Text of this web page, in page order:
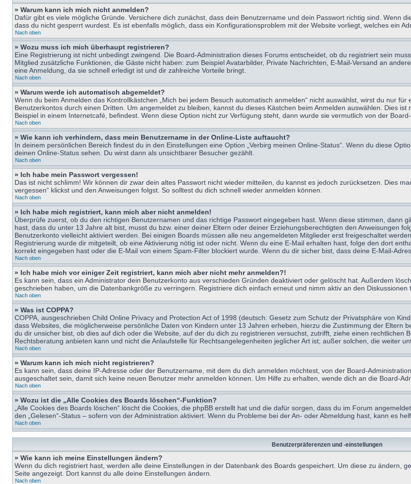
» Warum kann ich mich nicht anmelden?
Dafür gibt es viele mögliche Gründe. Versichere dich zunächst, dass dein Benutzername und dein Passwort richtig sind. Wenn
dass du nicht gesperrt wurdest. Es ist ebenfalls möglich, dass ein Konfigurationsproblem mit der Website vorliegt, welches ein
Nach oben
» Wozu muss ich mich überhaupt registrieren?
Eine Registrierung ist nicht unbedingt zwingend. Die Board-Administration dieses Forums entscheidet, ob du registriert sein
Mitglied zusätzliche Funktionen, die Gäste nicht haben: zum Beispiel Avatarbilder, Private Nachrichten, E-Mail-Versand an
eine Anmeldung, da sie schnell erledigt ist und dir zahlreiche Vorteile bringt.
Nach oben
» Warum werde ich automatisch abgemeldet?
Wenn du beim Anmelden das Kontrollkästchen „Mich bei jedem Besuch automatisch anmelden“ nicht auswählst, wirst du nur
Benutzerkontos durch einen Dritten. Um angemeldet zu bleiben, kannst du dieses Kästchen beim Anmelden auswählen. Dies
Beispiel in einem Internetcafé, befindest. Wenn diese Option nicht zur Verfügung steht, dann wurde sie vermutlich von der
Nach oben
» Wie kann ich verhindern, dass mein Benutzername in der Online-Liste auftaucht?
In deinem persönlichen Bereich findest du in den Einstellungen eine Option „Verbirg meinen Online-Status“. Wenn du diese
deinen Online-Status sehen. Du wirst dann als unsichtbarer Besucher gezählt.
Nach oben
» Ich habe mein Passwort vergessen!
Das ist nicht schlimm! Wir können dir zwar dein altes Passwort nicht wieder mitteilen, du kannst es jedoch zurücksetzen. Dies
vergessen“ klickst und den Anweisungen folgst. So solltest du dich schnell wieder anmelden können.
Nach oben
» Ich habe mich registriert, kann mich aber nicht anmelden!
Überprüfe zuerst, ob du den richtigen Benutzernamen und das richtige Passwort eingegeben hast. Wenn diese stimmen, dann
hast, dass du unter 13 Jahre alt bist, musst du bzw. einer deiner Eltern oder deiner Erziehungsberechtigten den Anweisungen
Benutzerkonto vielleicht aktiviert werden. Bei einigen Boards müssen alle neu angemeldeten Mitglieder erst freigeschaltet
Registrierung wurde dir mitgeteilt, ob eine Aktivierung nötig ist oder nicht. Wenn du eine E-Mail erhalten hast, folge den dort
korrekt eingegeben hast oder die E-Mail von einem Spam-Filter blockiert wurde. Wenn du dir sicher bist, dass deine E-Mail-
Nach oben
» Ich habe mich vor einiger Zeit registriert, kann mich aber nicht mehr anmelden?!
Es kann sein, dass ein Administrator dein Benutzerkonto aus verschieden Gründen deaktiviert oder gelöscht hat. Außerdem
geschrieben haben, um die Datenbankgröße zu verringern. Registriere dich einfach erneut und nimm aktiv an den Diskussionen
Nach oben
» Was ist COPPA?
COPPA, ausgeschrieben Child Online Privacy and Protection Act of 1998 (deutsch: Gesetz zum Schutz der Privatsphäre von
dass Websites, die möglicherweise persönliche Daten von Kindern unter 13 Jahren erheben, hierzu die Zustimmung der Eltern
du dir unsicher bist, ob dies auf dich oder die Website, auf der du dich zu registrieren versuchst, zutrifft, ziehe einen rechtlichen
Rechtsberatung anbieten kann und nicht die Anlaufstelle für Rechtsangelegenheiten jeglicher Art ist; außer solchen, die weiter
Nach oben
» Warum kann ich mich nicht registrieren?
Es kann sein, dass deine IP-Adresse oder der Benutzername, mit dem du dich anmelden möchtest, von der Board-
ausgeschaltet sein, damit sich keine neuen Benutzer mehr anmelden können. Um Hilfe zu erhalten, wende dich an die Board-
Nach oben
» Wozu ist die „Alle Cookies des Boards löschen“-Funktion?
„Alle Cookies des Boards löschen“ löscht die Cookies, die phpBB erstellt hat und die dafür sorgen, dass du im Forum
den „Gelesen“-Status – sofern von der Administration aktiviert. Wenn du Probleme bei der An- oder Abmeldung hast, kann es
Nach oben
Benutzerpräferenzen und -einstellungen
» Wie kann ich meine Einstellungen ändern?
Wenn du dich registriert hast, werden alle deine Einstellungen in der Datenbank des Boards gespeichert. Um diese zu ändern,
Seite angezeigt. Dort kannst du alle deine Einstellungen ändern.
Nach oben